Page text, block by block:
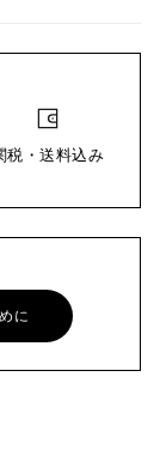
税・送料込み
に